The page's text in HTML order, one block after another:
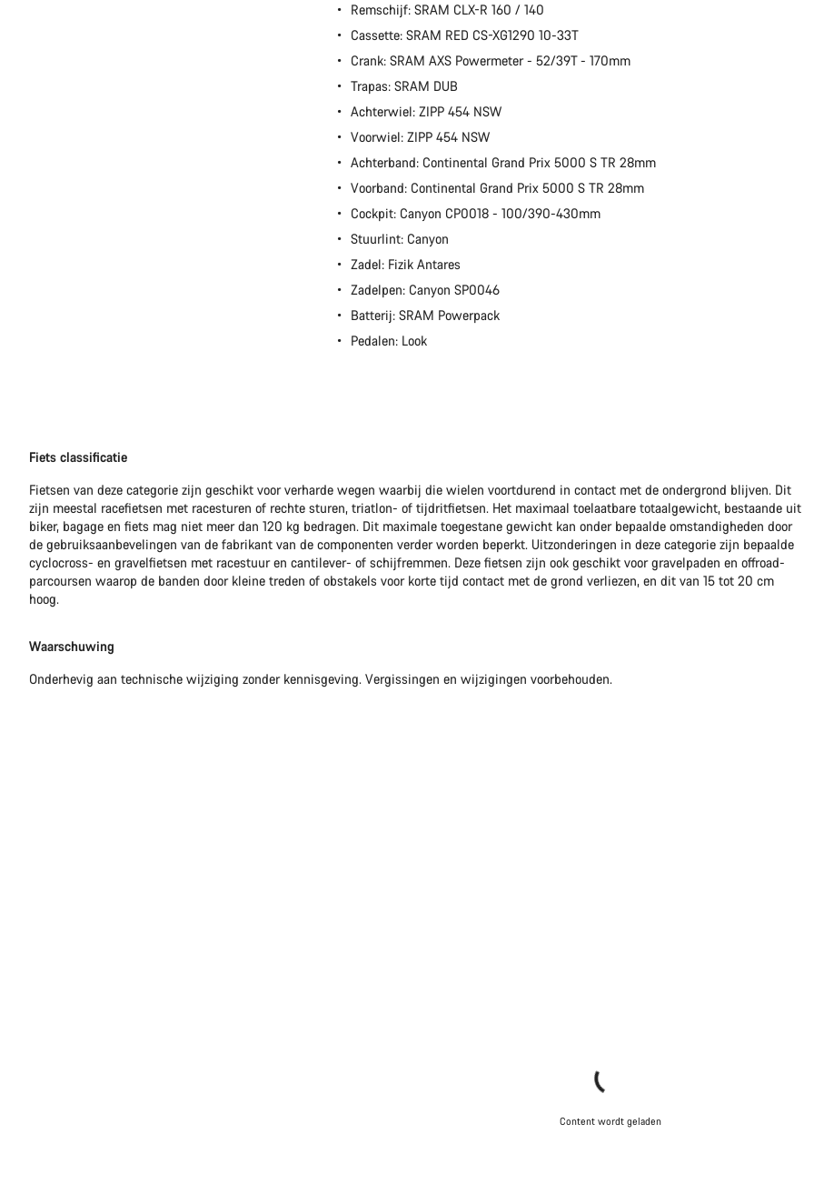
Remschijf: SRAM CLX-R 160 / 140
Cassette: SRAM RED CS-XG1290 10-33T
Crank: SRAM AXS Powermeter - 52/39T - 170mm
Trapas: SRAM DUB
Achterwiel: ZIPP 454 NSW
Voorwiel: ZIPP 454 NSW
Achterband: Continental Grand Prix 5000 S TR 28mm
Voorband: Continental Grand Prix 5000 S TR 28mm
Cockpit: Canyon CP0018 - 100/390-430mm
Stuurlint: Canyon
Zadel: Fizik Antares
Zadelpen: Canyon SP0046
Batterij: SRAM Powerpack
Pedalen: Look
Fiets classificatie
Fietsen van deze categorie zijn geschikt voor verharde wegen waarbij die wielen voortdurend in contact met de ondergrond blijven. Dit
zijn meestal racefietsen met racesturen of rechte sturen, triatlon- of tijdritfietsen. Het maximaal toelaatbare totaalgewicht, bestaande uit
biker, bagage en fiets mag niet meer dan 120 kg bedragen. Dit maximale toegestane gewicht kan onder bepaalde omstandigheden door
de gebruiksaanbevelingen van de fabrikant van de componenten verder worden beperkt. Uitzonderingen in deze categorie zijn bepaalde
cyclocross- en gravelfietsen met racestuur en cantilever- of schijfremmen. Deze fietsen zijn ook geschikt voor gravelpaden en offroad-
parcoursen waarop de banden door kleine treden of obstakels voor korte tijd contact met de grond verliezen, en dit van 15 tot 20 cm
hoog.
Waarschuwing
Onderhevig aan technische wijziging zonder kennisgeving. Vergissingen en wijzigingen voorbehouden.
Content wordt geladen